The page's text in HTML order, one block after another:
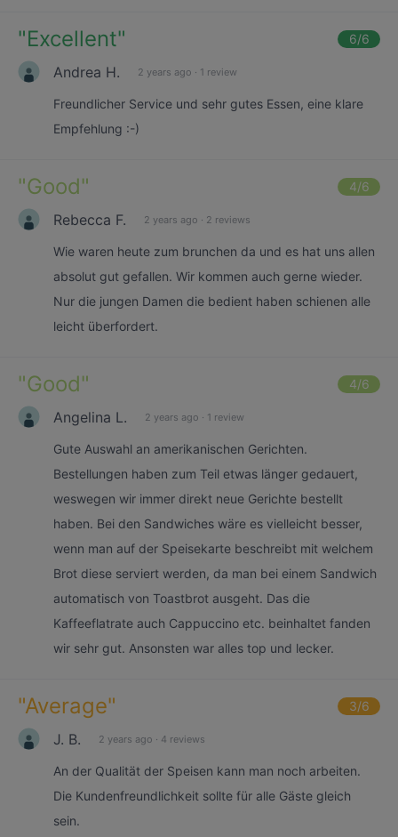
"Excellent" 6/6
Andrea H. 2 years ago · 1 review
Freundlicher Service und sehr gutes Essen, eine klare
Empfehlung :-)
"Good" 4/6
Rebecca F. 2 years ago · 2 reviews
Wie waren heute zum brunchen da und es hat uns allen
absolut gut gefallen. Wir kommen auch gerne wieder.
Nur die jungen Damen die bedient haben schienen alle
leicht überfordert.
"Good" 4/6
Angelina L. 2 years ago · 1 review
Gute Auswahl an amerikanischen Gerichten.
Bestellungen haben zum Teil etwas länger gedauert,
weswegen wir immer direkt neue Gerichte bestellt
haben. Bei den Sandwiches wäre es vielleicht besser,
wenn man auf der Speisekarte beschreibt mit welchem
Brot diese serviert werden, da man bei einem Sandwich
automatisch von Toastbrot ausgeht. Das die
Kaffeeflatrate auch Cappuccino etc. beinhaltet fanden
wir sehr gut. Ansonsten war alles top und lecker.
"Average" 3/6
J. B. 2 years ago · 4 reviews
An der Qualität der Speisen kann man noch arbeiten.
Die Kundenfreundlichkeit sollte für alle Gäste gleich
sein.